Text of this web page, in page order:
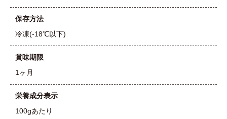
保存方法
冷凍(-18℃以下)
賞味期限
1ヶ月
栄養成分表示
100gあたり